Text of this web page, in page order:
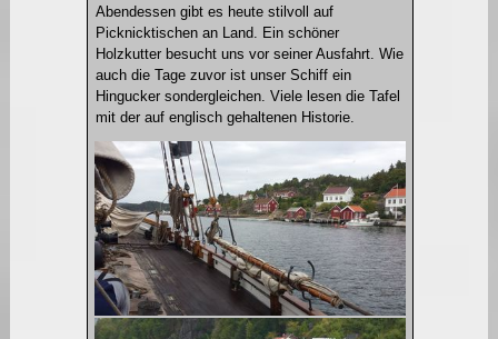
Abendessen gibt es heute stilvoll auf
Picknicktischen an Land. Ein schöner
Holzkutter besucht uns vor seiner Ausfahrt. Wie
auch die Tage zuvor ist unser Schiff ein
Hingucker sondergleichen. Viele lesen die Tafel
mit der auf englisch gehaltenen Historie.